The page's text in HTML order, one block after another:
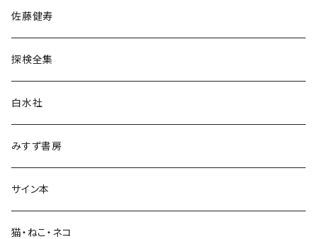
民族・風習
言語・ことば
佐藤健寿
探検全集
白水社
みすず書房
サイン本
猫・ねこ・ネコ